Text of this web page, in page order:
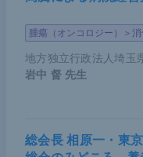
腫瘍（オンコロジー）＞消
地方独立行政法人埼玉
岩中 督 先生
総会長 相原一・東